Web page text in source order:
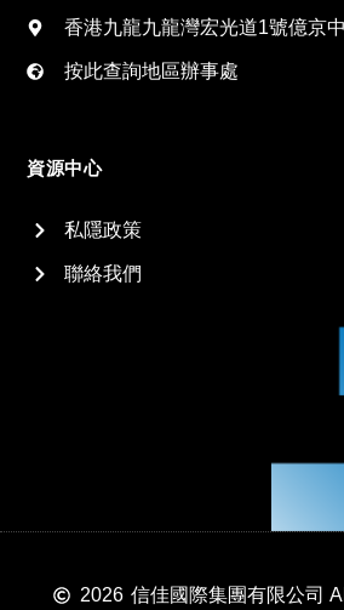
香港九龍九龍灣宏光道1號億京
按此查詢地區辦事處
資源中心
私隱政策
聯絡我們
2026 信佳國際集團有限公司